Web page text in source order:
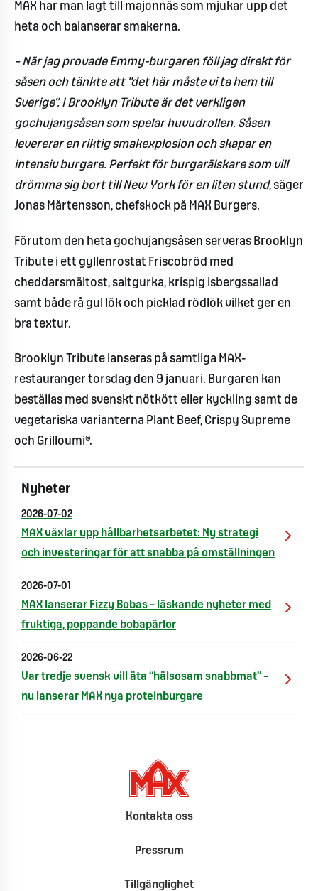
MAX har man lagt till majonnäs som mjukar upp det
heta och balanserar smakerna.
– När jag provade Emmy-burgaren föll jag direkt för
såsen och tänkte att ”det här måste vi ta hem till
Sverige”. I Brooklyn Tribute är det verkligen
gochujangsåsen som spelar huvudrollen. Såsen
levererar en riktig smakexplosion och skapar en
intensiv burgare. Perfekt för burgarälskare som vill
drömma sig bort till New York för en liten stund, säger
Jonas Mårtensson, chefskock på MAX Burgers.
Förutom den heta gochujangsåsen serveras Brooklyn
Tribute i ett gyllenrostat Friscobröd med
cheddarsmältost, saltgurka, krispig isbergssallad
samt både rå gul lök och picklad rödlök vilket ger en
bra textur.
Brooklyn Tribute lanseras på samtliga MAX-
restauranger torsdag den 9 januari. Burgaren kan
beställas med svenskt nötkött eller kyckling samt de
vegetariska varianterna Plant Beef, Crispy Supreme
och Grilloumi®.
Nyheter
2026-07-02
MAX växlar upp hållbarhetsarbetet: Ny strategi
och investeringar för att snabba på omställningen
2026-07-01
MAX lanserar Fizzy Bobas – läskande nyheter med
fruktiga, poppande bobapärlor
2026-06-22
Var tredje svensk vill äta “hälsosam snabbmat” –
nu lanserar MAX nya proteinburgare
Kontakta oss
Pressrum
Tillgänglighet